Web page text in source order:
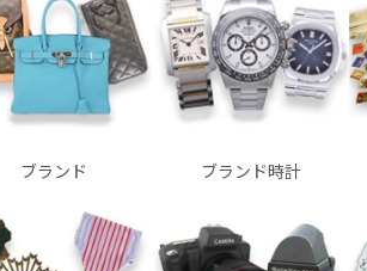
ブランド ブランド時計